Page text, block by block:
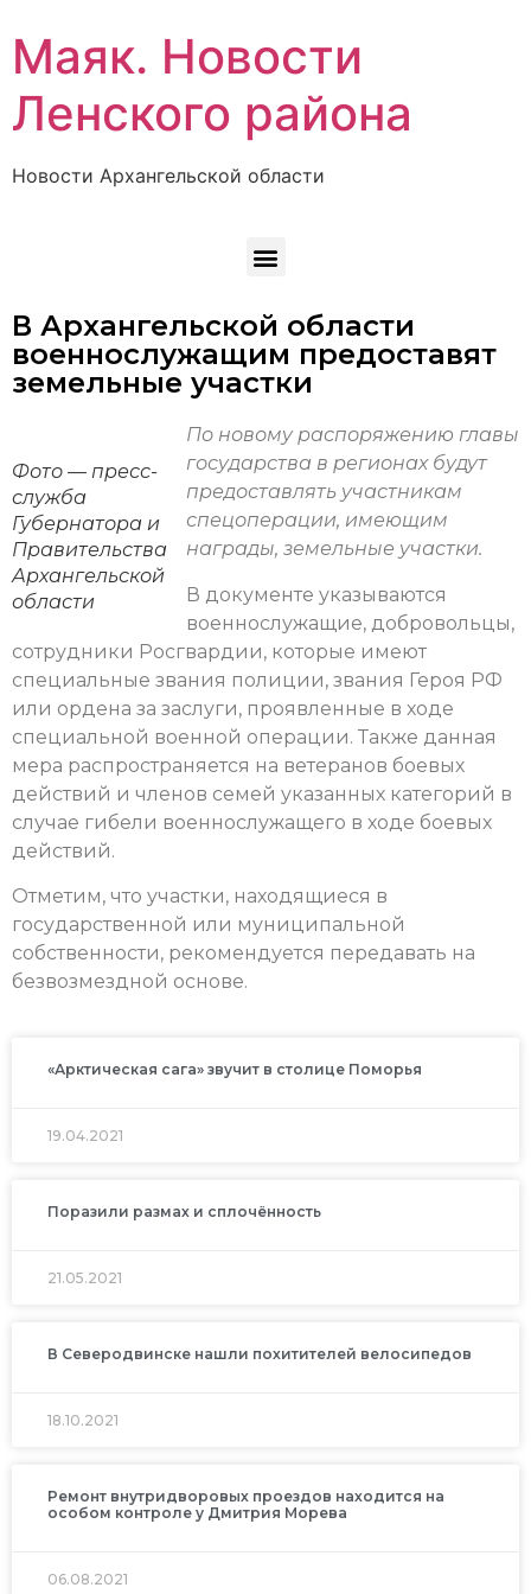
Маяк. Новости
Ленского района
Новости Архангельской области
В Архангельской области
военнослужащим предоставят
земельные участки
Фото — пресс-
служба
Губернатора и
Правительства
Архангельской
области
По новому распоряжению главы
государства в регионах будут
предоставлять участникам
спецоперации, имеющим
награды, земельные участки.
В документе указываются
военнослужащие, добровольцы,
сотрудники Росгвардии, которые имеют
специальные звания полиции, звания Героя РФ
или ордена за заслуги, проявленные в ходе
специальной военной операции. Также данная
мера распространяется на ветеранов боевых
действий и членов семей указанных категорий в
случае гибели военнослужащего в ходе боевых
действий.
Отметим, что участки, находящиеся в
государственной или муниципальной
собственности, рекомендуется передавать на
безвозмездной основе.
«Арктическая сага» звучит в столице Поморья
19.04.2021
Поразили размах и сплочённость
21.05.2021
В Северодвинске нашли похитителей велосипедов
18.10.2021
Ремонт внутридворовых проездов находится на
особом контроле у Дмитрия Морева
06.08.2021